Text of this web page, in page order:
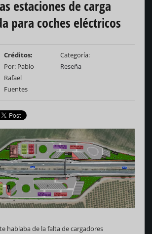
estaciones de carga
para coches eléctricos
Créditos
Por: Pablo
Rafael
Fuentes
Categoría
Reseña
hablaba de la falta de cargadores